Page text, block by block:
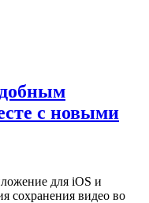
с новыми
для iOS и
сохранения видео во